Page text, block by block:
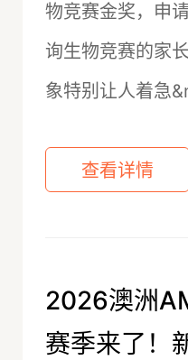
物竞赛金奖，申
询生物竞赛的家
象特别让人着急
查看详情
2026澳洲
赛季来了！